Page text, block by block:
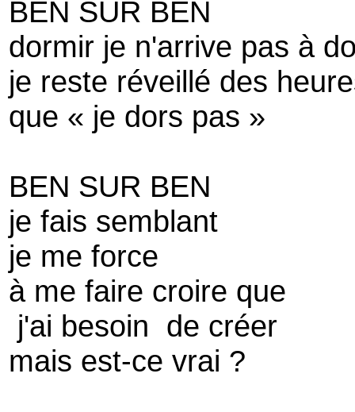
BEN SUR BEN
dormir je n'arrive pas à
je reste réveillé des
que « je dors pas »
BEN SUR BEN
je fais semblant
je me force
à me faire croire que
j'ai besoin de créer
mais est-ce vrai ?